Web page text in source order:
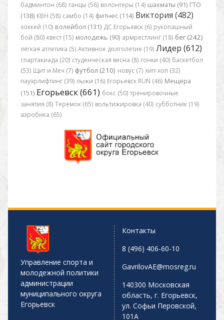
бадминтон (68) танцы (56) волонтеры (14) шахматы (91) ГТО
(138) КВН (58) самбо (14) фитнес (114) Виктория (482)
хоккей (10) волейбол (131) ДС Егорьевск (6) рукопашный
бой (80) квест (15) молодежь (90) армрестлинг (18) бег (242)
лёгкая атлетика (5) Активное долголетие (19) Лидер (612)
спартакиада (20) студенческая весна (8) гонки (40) баскетбол
(53) Щит и Меч (7) футбол (210) новус (7) хип-хоп (32)
пауэрлифтинг (39) лыжи (16) Егорьевск RUN (46) Мещера
(151) Егорьевск (661) бокс (50) тренировочные
занятия (8) Теремок (65) вольтижировка (40) субботник (19)
аэробика (65)
Управление спорта и
молодежной политики
администрации
муниципального округа
Егорьевск
Контакты
8 (496) 406-60-10
GavrilovAE@mosreg.ru
140300 Московская
область, г. Егорьевск,
ул. Софьи Перовской,
101А